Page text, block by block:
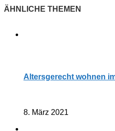
Altersgerecht wohnen
8. März 2021